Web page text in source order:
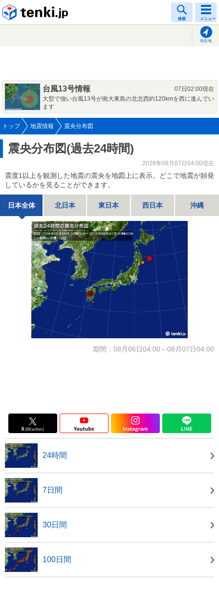
検索 メニュー
現在地
台風13号情報
07日02:00現在
大型で強い台風13号が南大東島の北北西約120kmを西に進んでい
ます
トップ 地震情報 震央分布図
震央分布図(過去24時間)
2026年08月07日04:00現在
震度1以上を観測した地震の震央を地図上に表示。どこで地震が頻発
しているかを見ることができます。
日本全体 北日本 東日本 西日本 沖縄
期間：08月06日04:00～08月07日04:00
24時間
7日間
30日間
100日間